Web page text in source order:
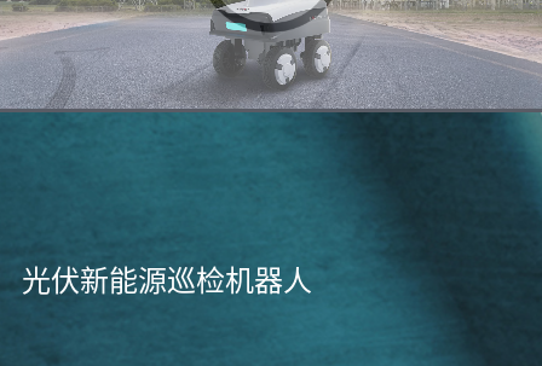
光伏新能源巡检机器人